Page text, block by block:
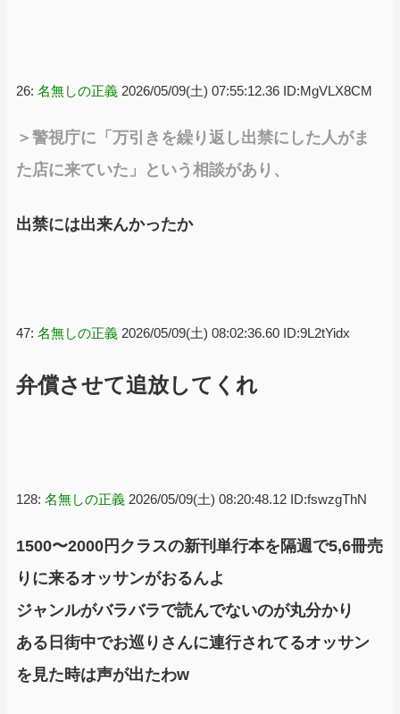
26: 名無しの正義 2026/05/09(土) 07:55:12.36 ID:MgVLX8CM
＞警視庁に「万引きを繰り返し出禁にした人がま
た店に来ていた」という相談があり、
出禁には出来んかったか
47: 名無しの正義 2026/05/09(土) 08:02:36.60 ID:9L2tYidx
弁償させて追放してくれ
128: 名無しの正義 2026/05/09(土) 08:20:48.12 ID:fswzgThN
1500〜2000円クラスの新刊単行本を隔週で5,6冊売
りに来るオッサンがおるんよ
ジャンルがバラバラで読んでないのが丸分かり
ある日街中でお巡りさんに連行されてるオッサン
を見た時は声が出たわw